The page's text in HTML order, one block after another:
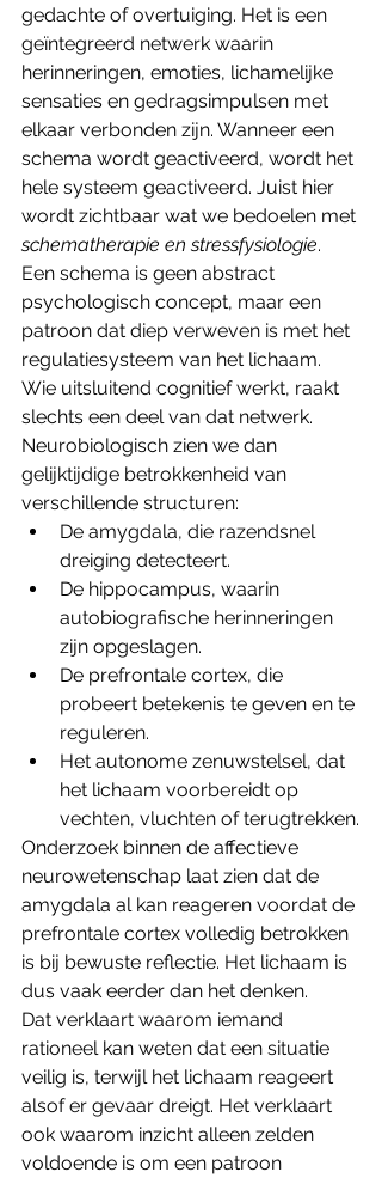
gedachte of overtuiging. Het is een
geïntegreerd netwerk waarin
herinneringen, emoties, lichamelijke
sensaties en gedragsimpulsen met
elkaar verbonden zijn. Wanneer een
schema wordt geactiveerd, wordt het
hele systeem geactiveerd. Juist hier
wordt zichtbaar wat we bedoelen met
schematherapie en stressfysiologie.
Een schema is geen abstract
psychologisch concept, maar een
patroon dat diep verweven is met het
regulatiesysteem van het lichaam.
Wie uitsluitend cognitief werkt, raakt
slechts een deel van dat netwerk.
Neurobiologisch zien we dan
gelijktijdige betrokkenheid van
verschillende structuren:
De amygdala, die razendsnel
dreiging detecteert.
De hippocampus, waarin
autobiografische herinneringen
zijn opgeslagen.
De prefrontale cortex, die
probeert betekenis te geven en te
reguleren.
Het autonome zenuwstelsel, dat
het lichaam voorbereidt op
vechten, vluchten of terugtrekken.
Onderzoek binnen de affectieve
neurowetenschap laat zien dat de
amygdala al kan reageren voordat de
prefrontale cortex volledig betrokken
is bij bewuste reflectie. Het lichaam is
dus vaak eerder dan het denken.
Dat verklaart waarom iemand
rationeel kan weten dat een situatie
veilig is, terwijl het lichaam reageert
alsof er gevaar dreigt. Het verklaart
ook waarom inzicht alleen zelden
voldoende is om een patroon